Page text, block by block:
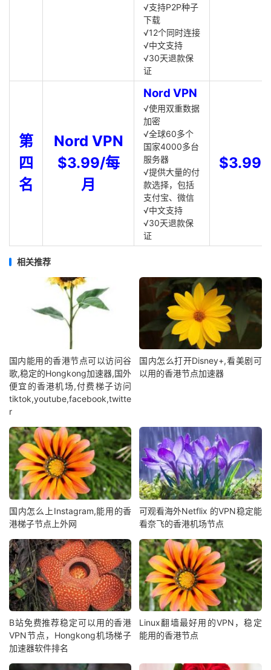
√支持P2P种子
下载
√12个同时连接
√中文支持
√30天退款保
证
第
四
名
Nord VPN
$3.99/每
月
Nord VPN
√使用双重数据
加密
√全球60多个
国家4000多台
服务器
√提供大量的付
款选择，包括
支付宝、微信
√中文支持
√30天退款保
证
$3.99
相关推荐
国内能用的香港节点可以访问谷
歌,稳定的Hongkong加速器,国外
便宜的香港机场,付费梯子访问
tiktok,youtube,facebook,twitte
r
国内怎么打开Disney+,看美剧可
以用的香港节点加速器
国内怎么上Instagram,能用的香
港梯子节点上外网
可观看海外Netflix 的VPN稳定能
看奈飞的香港机场节点
B站免费推荐稳定可以用的香港
VPN节点，Hongkong机场梯子
加速器软件排名
Linux翻墙最好用的VPN，稳定
能用的香港节点